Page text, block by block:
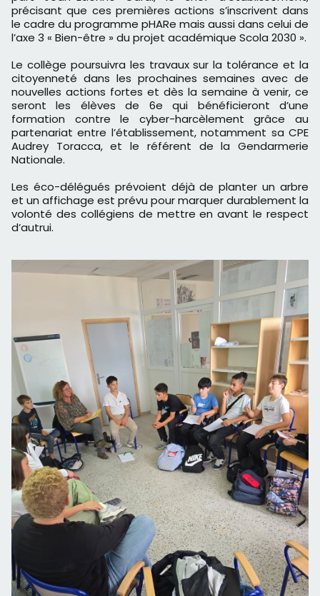
précisant que ces premières actions s’inscrivent dans
le cadre du programme pHARe mais aussi dans celui de
l’axe 3 « Bien-être » du projet académique Scola 2030 ».
Le collège poursuivra les travaux sur la tolérance et la
citoyenneté dans les prochaines semaines avec de
nouvelles actions fortes et dès la semaine à venir, ce
seront les élèves de 6e qui bénéficieront d’une
formation contre le cyber-harcèlement grâce au
partenariat entre l’établissement, notamment sa CPE
Audrey Toracca, et le référent de la Gendarmerie
Nationale.
Les éco-délégués prévoient déjà de planter un arbre
et un affichage est prévu pour marquer durablement la
volonté des collégiens de mettre en avant le respect
d’autrui.